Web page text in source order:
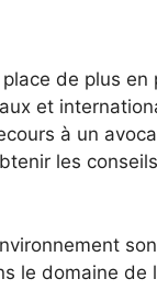
de plus
et
à un
les
le domaine